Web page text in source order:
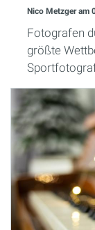
Nico Metzgeram
Fotografen
größte